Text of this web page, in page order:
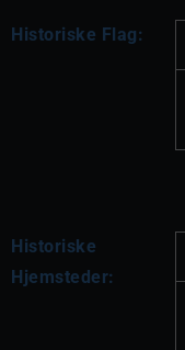
Historiske Flag:
Historiske
Hjemsteder: